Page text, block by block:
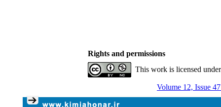
Rights and permissions
This work is licensed
Volume 12, Issue